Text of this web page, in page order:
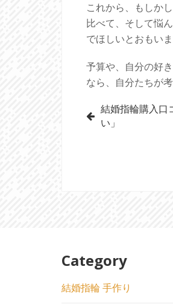
これから、もしか
比べて、そして悩
でほしいとおもいま
予算や、自分の好
なら、自分たちが
投
稿
ョ
ン
結婚指輪購入口
い」
Category
結婚指輪 手作り